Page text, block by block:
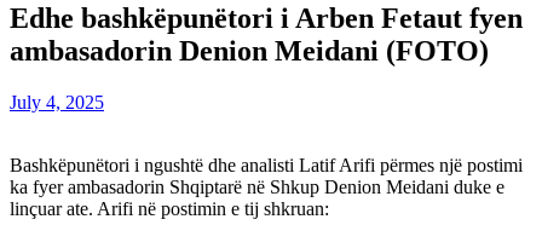
Edhe bashkëpunëtori i Arben Fetaut fyen
ambasadorin Denion Meidani (FOTO)
July 4, 2025
Bashkëpunëtori i ngushtë dhe analisti Latif Arifi përmes një postimi
ka fyer ambasadorin Shqiptarë në Shkup Denion Meidani duke e
linçuar ate. Arifi në postimin e tij shkruan: